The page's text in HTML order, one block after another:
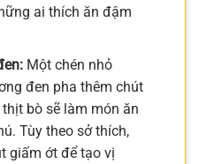
ai thích ăn đậm
Một chén nhỏ
đen pha thêm chút
bò sẽ làm món ăn
Tùy theo sở thích,
giấm ớt để tạo vị